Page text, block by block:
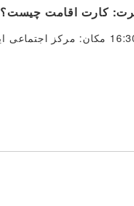
کارت اقامت چیست؟